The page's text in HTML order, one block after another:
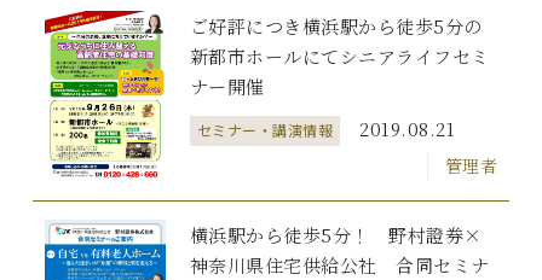
ご好評につき横浜駅から徒歩5分の
新都市ホールにてシニアライフセミ
ナー開催
セミナー・講演情報 2019.08.21
管理者
横浜駅から徒歩5分！ 野村證券×
神奈川県住宅供給公社 合同セミナ